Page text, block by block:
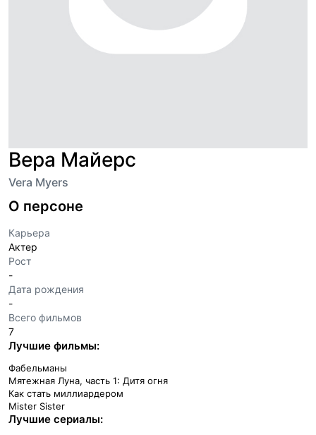
Вера Майерс
Vera Myers
О персоне
Карьера
Актер
Рост
-
Дата рождения
-
Всего фильмов
7
Лучшие фильмы:
Фабельманы
Мятежная Луна, часть 1: Дитя огня
Как стать миллиардером
Mister Sister
Лучшие сериалы: